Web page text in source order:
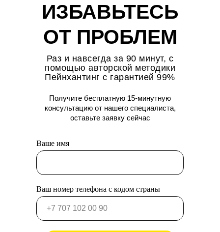
ИЗБАВЬТЕСЬ
ОТ ПРОБЛЕМ
Раз и навсегда за 90 минут, с
помощью авторской методики
Пейнхантинг с гарантией 99%
Получите бесплатную 15-минутную
консультацию от нашего специалиста,
оставьте заявку сейчас
Ваше имя
Ваш номер телефона с кодом страны